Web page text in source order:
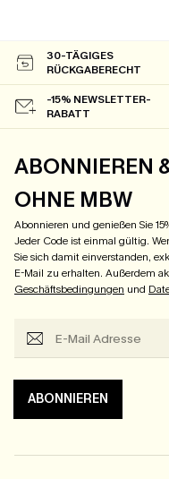
30-TÄGIGES
RÜCKGABERECHT
-15% NEWSLETTER-
RABATT
ABONNIEREN
OHNE MBW
Abonnieren und genießen Sie
Jeder Code ist einmal gültig.
Sie sich damit einverstanden,
E-Mail zu erhalten. Außerdem
Geschäftsbedingungen und
ABONNIEREN